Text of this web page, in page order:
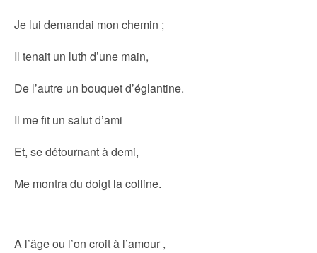
Je lui demandai mon chemin ;
Il tenait un luth d’une main,
De l’autre un bouquet d’églantine.
Il me fit un salut d’ami
Et, se détournant à demi,
Me montra du doigt la colline.
A l’âge ou l’on croit à l’amour ,